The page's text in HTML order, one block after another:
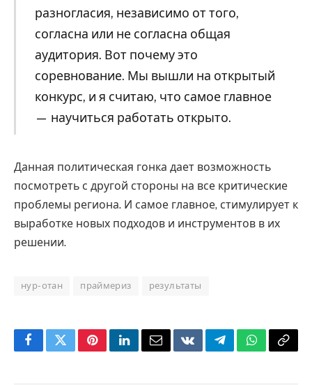
разногласия, независимо от того,
согласна или не согласна общая
аудитория. Вот почему это
соревнование. Мы вышли на открытый
конкурс, и я считаю, что самое главное
— научиться работать открыто.
Данная политическая гонка дает возможность
посмотреть с другой стороны на все критические
проблемы региона. И самое главное, стимулирует к
выработке новых подходов и инструментов в их
решении.
нур-отан праймериз результаты
FacebookTwitterPinterestLinkedInEmailVKontakteTelegramWhatsApp
Copy